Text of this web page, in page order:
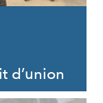
d’union